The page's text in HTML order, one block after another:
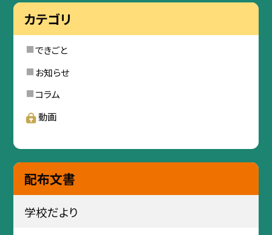
カテゴリ
できごと
お知らせ
コラム
動画
配布文書
学校だより